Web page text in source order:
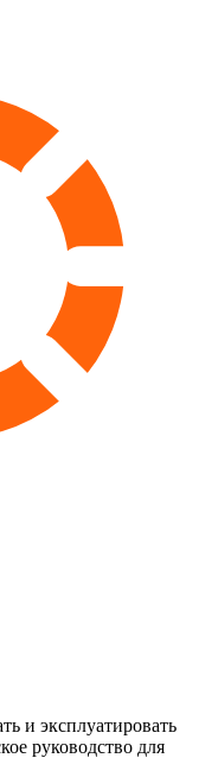
и эксплуатировать
руководство для